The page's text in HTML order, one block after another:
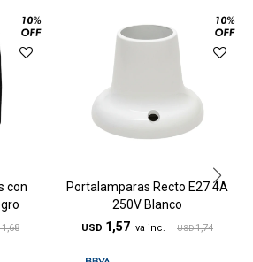
con
1,68
Portalamparas Recto E27 4A
250V Blanco
USD 1,57 USD 1,74